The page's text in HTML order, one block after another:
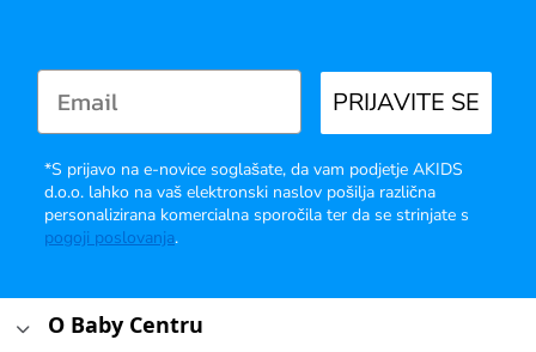
PRIJAVITE SE
*S prijavo na e-novice soglašate, da vam podjetje AKIDS
d.o.o. lahko na vaš elektronski naslov pošilja različna
personalizirana komercialna sporočila ter da se strinjate s
pogoji poslovanja.
O Baby Centru